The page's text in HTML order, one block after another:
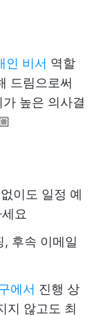
인 비서 역할
드림으로써
높은 의사결
이도 일정 예
요
, 후속 이메일
에서 진행 상
지 않고도 최